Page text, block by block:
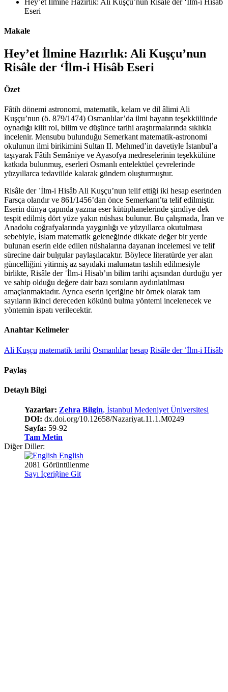
Hey’et İlmine Hazırlık: Ali Kuşçu’nun Risâle der ‘İlm-i Hisâb
Eseri
Makale
Hey’et İlmine Hazırlık: Ali Kuşçu’nun
Risâle der ‘İlm-i Hisâb Eseri
Özet
Fâtih dönemi astronomi, matematik, kelam ve dil âlimi Ali
Kuşçu’nun (ö. 879/1474) Osmanlılar’da ilmi hayatın teşekkülünde
oynadığı kilit rol, bilim ve düşünce tarihi araştırmalarında sıklıkla
incelenir. Mensubu bulunduğu Semerkant matematik-astronomi
okulunun ilmi birikimini Sultan II. Mehmed’in davetiyle İstanbul’a
taşıyarak Fâtih Semâniye ve Ayasofya medreselerinin teşekkülüne
katkıda bulunmuş, eserleri Osmanlı entelektüel çevrelerinde
yüzyıllarca tedavülde kalarak gündem oluşturmuştur.
Risâle der ʿİlm-i Hisâb Ali Kuşçu’nun telif ettiği iki hesap eserinden
Farsça olandır ve 861/1456’dan önce Semerkant’ta telif edilmiştir.
Eserin dünya çapında yazma eser kütüphanelerinde şimdiye dek
tespit edilmiş dört yüze yakın nüshası bulunur. Bu çalışmada, İran ve
Anadolu coğrafyalarında yaygınlığı ve yüzyıllarca okutulması
sebebiyle, İslam matematik geleneğinde dikkate değer bir yerde
bulunan eserin elde edilen nüshalarına dayanan incelemesi ve telif
sürecine dair bulgular paylaşılacaktır. Böylece literatürde yer alan
güncelliğini yitirmiş az sayıdaki malumatın tashih edilmesiyle
birlikte, Risâle der ʿİlm-i Hisab’ın bilim tarihi açısından durduğu yer
ve sahip olduğu değere dair bazı soruların aydınlatılması
amaçlanmaktadır. Ayrıca eserin içeriğine bir örnek olarak tam
sayıların ikinci dereceden kökünü bulma yöntemi incelenecek ve
yöntemin ispatı verilecektir.
Anahtar Kelimeler
Ali Kuşçu matematik tarihi Osmanlılar hesap Risâle der ʿİlm-i Hisâb
Paylaş
Detaylı Bilgi
Yazarlar: Zehra Bilgin, İstanbul Medeniyet Üniversitesi
DOI: dx.doi.org/10.12658/Nazariyat.11.1.M0249
Sayfa: 59-92
Tam Metin
Diğer Diller:
English
2081 Görüntülenme
Sayı İçeriğine Git